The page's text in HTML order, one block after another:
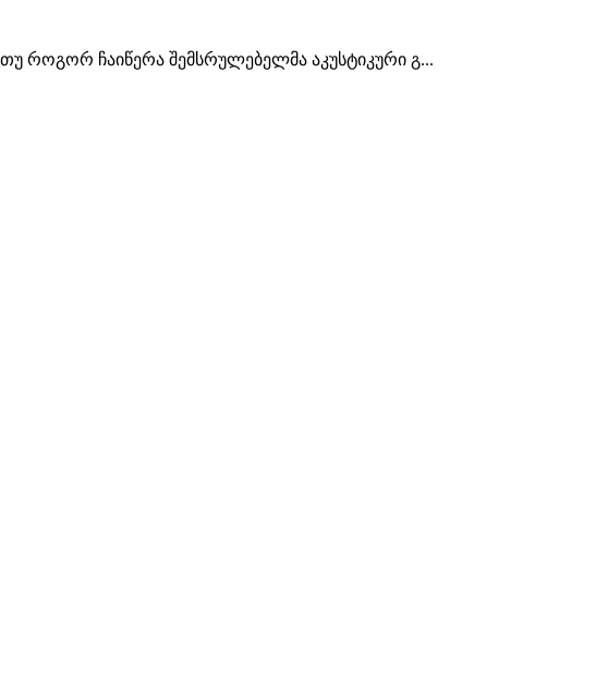
როგორ ჩაიწერა შემსრულებელმა აკუსტიკური გ...